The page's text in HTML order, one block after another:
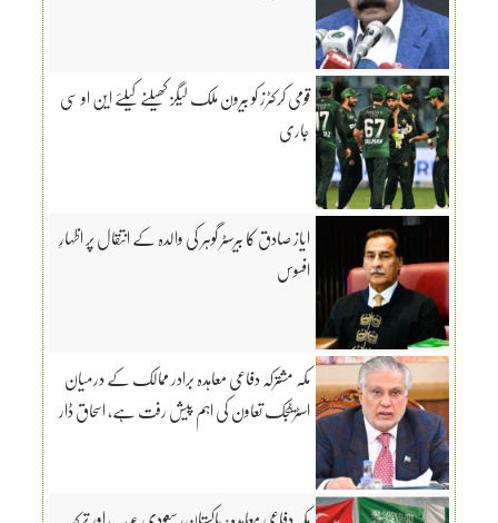
قومی کرکٹرز کو بیرون ملک لیگز کھیلنے کیلئے این او سی
جاری
ایاز صادق کا بیرسٹر گوہر کی والدہ کے انتقال پر اظہارِ
افسوس
مکہ مشترکہ دفاعی معاہدہ برادر ممالک کے درمیان
اسٹریٹجک تعاون کی اہم پیش رفت ہے، اسحاق ڈار